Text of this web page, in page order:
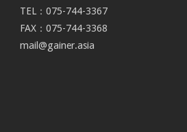
TEL：075-744-3367
FAX：075-744-3368
mail@gainer.asia